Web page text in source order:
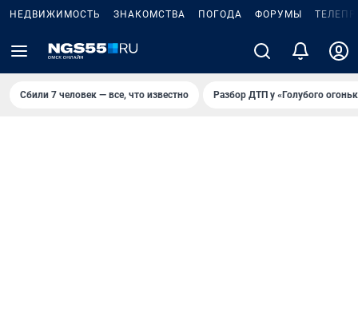
НЕДВИЖИМОСТЬ ЗНАКОМСТВА ПОГОДА ФОРУМЫ
Сбили 7 человек — все, что известно Разбор ДТП у «Голубого